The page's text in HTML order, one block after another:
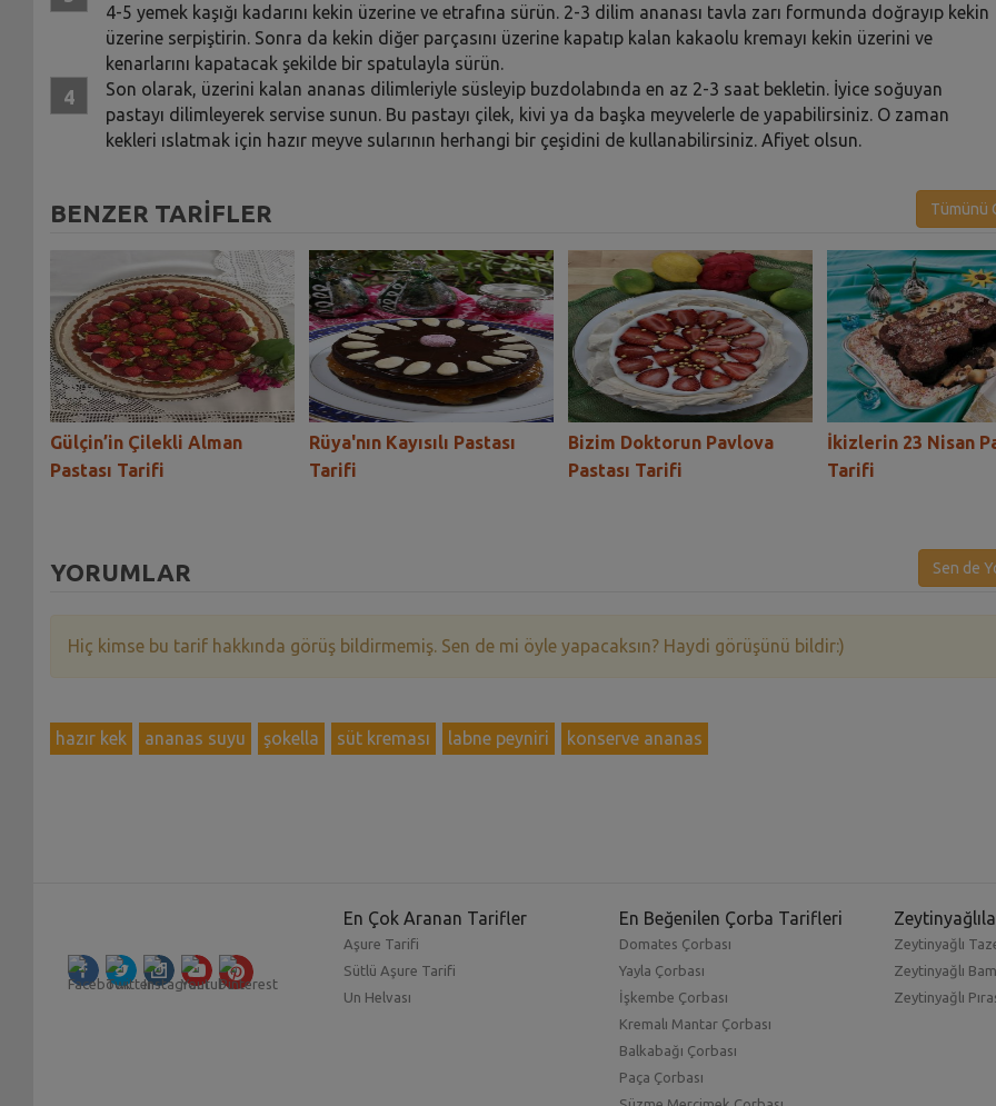
4-5 yemek kaşığı kadarını kekin üzerine ve etrafına sürün. 2-3 dilim ananası tavla zarı formunda doğrayıp kekin
üzerine serpiştirin. Sonra da kekin diğer parçasını üzerine kapatıp kalan kakaolu kremayı kekin üzerini ve
kenarlarını kapatacak şekilde bir spatulayla sürün.
Son olarak, üzerini kalan ananas dilimleriyle süsleyip buzdolabında en az 2-3 saat bekletin. İyice soğuyan
pastayı dilimleyerek servise sunun. Bu pastayı çilek, kivi ya da başka meyvelerle de yapabilirsiniz. O zaman
kekleri ıslatmak için hazır meyve sularının herhangi bir çeşidini de kullanabilirsiniz. Afiyet olsun.
BENZER TARİFLER Tümünü
Gülçin’in Çilekli Alman
Pastası Tarifi
Rüya'nın Kayısılı Pastası
Tarifi
Bizim Doktorun Pavlova
Pastası Tarifi
İkizlerin 23 Nisan
Tarifi
YORUMLAR Sen de
Hiç kimse bu tarif hakkında görüş bildirmemiş. Sen de mi öyle yapacaksın? Haydi görüşünü bildir:)
hazır kek ananas suyu şokella süt kreması labne peyniri konserve ananas
En Çok Aranan Tarifler
Aşure Tarifi
Sütlü Aşure Tarifi
Un Helvası
En Beğenilen Çorba Tarifleri
Domates Çorbası
Yayla Çorbası
İşkembe Çorbası
Kremalı Mantar Çorbası
Balkabağı Çorbası
Paça Çorbası
Zeytinyağlı
Zeytinyağlı
Zeytinyağlı